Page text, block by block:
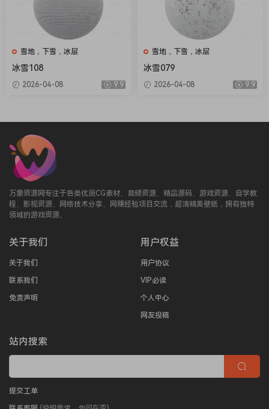
雪地，下雪，冰层
冰雪108
2026-04-08 9.9
雪地，下雪，冰层
冰雪079
2026-04-08 9.9
万象资源网专注于各类优质CG素材、音频资源、精品源码、游戏资源、自学教
程、影视资源、网络技术分享、网赚经验项目交流，超清精美壁纸，拥有独特
领域的游戏资源。
关于我们
关于我们
联系我们
免责声明
用户权益
用户协议
VIP必读
个人中心
网友投稿
站内搜索
提交工单